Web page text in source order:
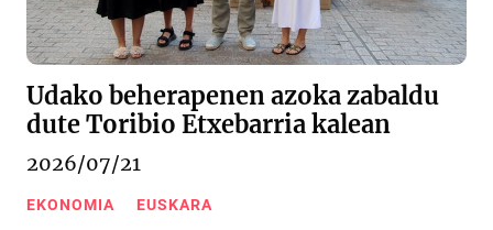
Udako beherapenen azoka zabaldu
dute Toribio Etxebarria kalean
2026/07/21
EKONOMIA EUSKARA